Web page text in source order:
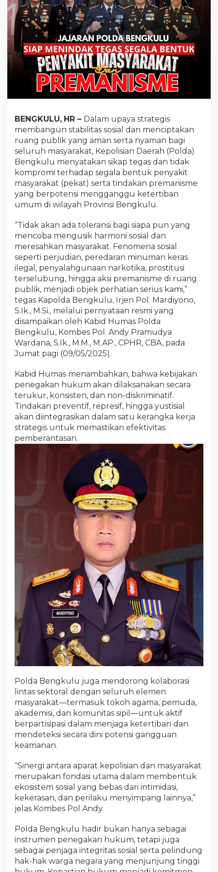
BENGKULU, HR – Dalam upaya strategis
membangun stabilitas sosial dan menciptakan
ruang publik yang aman serta nyaman bagi
seluruh masyarakat, Kepolisian Daerah (Polda)
Bengkulu menyatakan sikap tegas dan tidak
kompromi terhadap segala bentuk penyakit
masyarakat (pekat) serta tindakan premanisme
yang berpotensi mengganggu ketertiban
umum di wilayah Provinsi Bengkulu.
“Tidak akan ada toleransi bagi siapa pun yang
mencoba mengusik harmoni sosial dan
meresahkan masyarakat. Fenomena sosial
seperti perjudian, peredaran minuman keras
ilegal, penyalahgunaan narkotika, prostitusi
terselubung, hingga aksi premanisme di ruang
publik, menjadi objek perhatian serius kami,”
tegas Kapolda Bengkulu, Irjen Pol. Mardiyono,
S.Ik., M.Si., melalui pernyataan resmi yang
disampaikan oleh Kabid Humas Polda
Bengkulu, Kombes Pol. Andy Pramudya
Wardana, S.Ik., M.M., M.AP., CPHR, CBA, pada
Jumat pagi (09/05/2025).
Kabid Humas menambahkan, bahwa kebijakan
penegakan hukum akan dilaksanakan secara
terukur, konsisten, dan non-diskriminatif.
Tindakan preventif, represif, hingga yustisial
akan diintegrasikan dalam satu kerangka kerja
strategis untuk memastikan efektivitas
pemberantasan.
Polda Bengkulu juga mendorong kolaborasi
lintas sektoral dengan seluruh elemen
masyarakat—termasuk tokoh agama, pemuda,
akademisi, dan komunitas sipil—untuk aktif
berpartisipasi dalam menjaga ketertiban dan
mendeteksi secara dini potensi gangguan
keamanan.
“Sinergi antara aparat kepolisian dan masyarakat
merupakan fondasi utama dalam membentuk
ekosistem sosial yang bebas dari intimidasi,
kekerasan, dan perilaku menyimpang lainnya,”
jelas Kombes Pol Andy.
Polda Bengkulu hadir bukan hanya sebagai
instrumen penegakan hukum, tetapi juga
sebagai penjaga integritas sosial serta pelindung
hak-hak warga negara yang menjunjung tinggi